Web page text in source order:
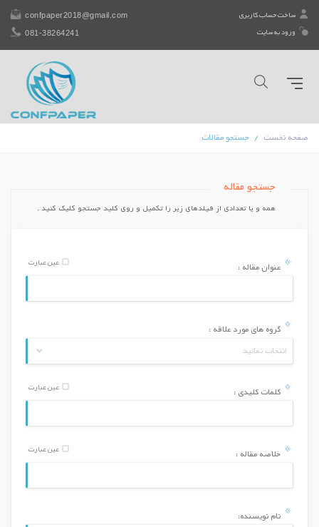
ساخت حساب کاربری
ورود به سایت
confpaper2018@gmail.com
081-38264241
صفحه نخست جستجو مقالات
جستجو مقاله
همه و یا تعدادی از فیلدهای زیر را تكمیل و روی کلید جستجو کلیک کنید .
عنوان مقاله :
عین عبارت
انتخاب نمائید
گروه های مورد علاقه :
کلمات کلیدی :
عین عبارت
خلاصه مقاله :
عین عبارت
نام نویسنده: